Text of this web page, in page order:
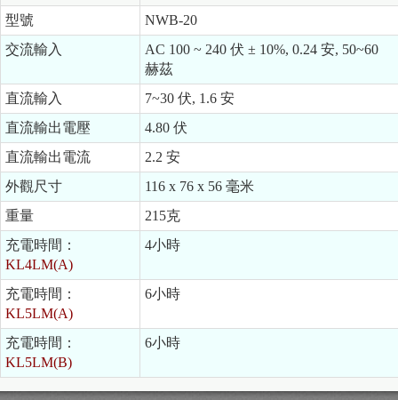
型號
NWB-20
交流輸入
AC 100 ~ 240 伏 ± 10%, 0.24 安, 50~60
赫茲
直流輸入
7~30 伏, 1.6 安
直流輸出電壓
4.80 伏
直流輸出電流
2.2 安
外觀尺寸
116 x 76 x 56 毫米
重量
215克
充電時間：
KL4LM(A)
4小時
充電時間：
KL5LM(A)
6小時
充電時間：
KL5LM(B)
6小時